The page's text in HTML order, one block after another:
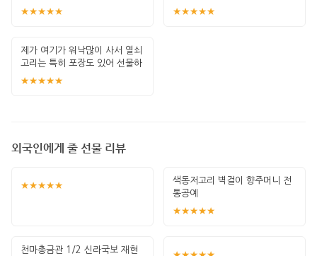
★★★★★
기 좋고 퀄
★★★★★
제가 여기가 워낙많이 사서 열쇠
고리는 특히 포장도 있어 선물하
기 좋고 퀄
★★★★★
외국인에게 줄 선물 리뷰
★★★★★
색동저고리 벽걸이 향주머니 전
통공예
★★★★★
천마총금관 1/2 신라국보 재현